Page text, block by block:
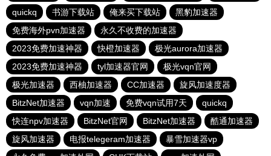
quickq
书游下载站 俺来买下载站
黑豹加速器
免费海外pvn加速器
永久不收费的加速器
2023免费加速神器
快橙加速器
极光aurora加速器
2023免费加速神器
tyl加速器官网
极光vqn官网
极光加速器
西柚加速器 CC加速器
旋风加速度器
BitzNet加速器
vqn加速 免费vqn试用7天
quickq
快连npv加速器
BitzNet官网 BitzNet加速器
酷通加速器
旋风加速器
电报telegeram加速器
暴雪加速器vp